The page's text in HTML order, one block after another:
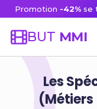
Promotion -42%se
BUT MMI
Les